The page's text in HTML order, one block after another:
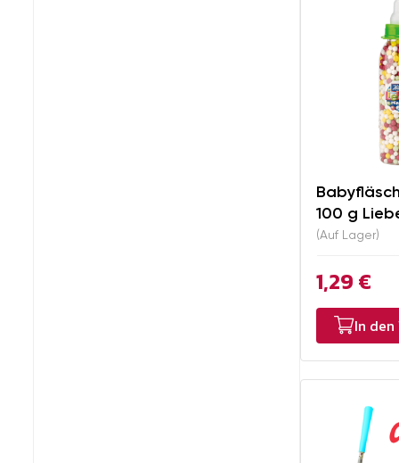
100 g
(Auf Lager)
1,29 €
In